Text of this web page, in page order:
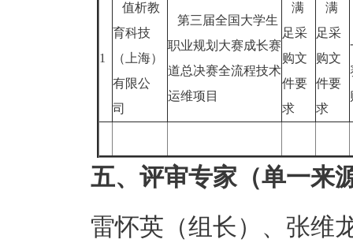
1
值析教
育科技
（上海）
有限公
司
第三届全国大学生
职业规划大赛成长赛
道总决赛全流程技术
运维项目
满
足采
购文
件要
求
满
足采
购文
件要
求
五、评审专家（单一来
雷怀英（组长）、张维